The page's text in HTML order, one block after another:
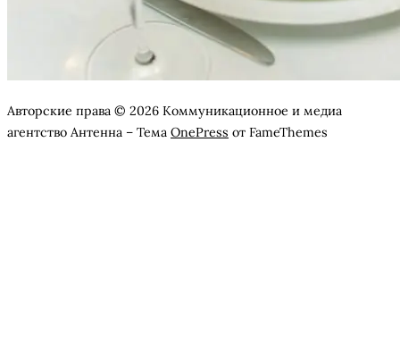
Авторские права © 2026 Коммуникационное и медиа
агентство Антенна – Тема OnePress от FameThemes